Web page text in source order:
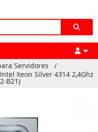
Servidores
/
Xeon Silver 4314 2,4Ghz
B21)